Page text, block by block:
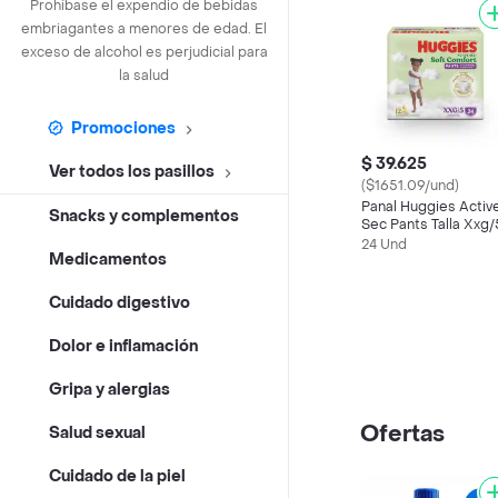
Prohíbase el expendio de bebidas
embriagantes a menores de edad. El
exceso de alcohol es perjudicial para
la salud
Promociones
Ver todos los pasillos
Snacks y complementos
Medicamentos
Cuidado digestivo
Dolor e inflamación
Gripa y alergias
Salud sexual
Cuidado de la piel
$ 39.625
($1651.09/und)
Panal Huggies
Sec Pants Talla Xxg/
24 Und
Ofertas